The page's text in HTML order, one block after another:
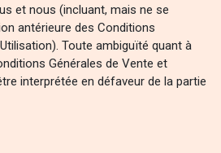
et nous (incluant, mais ne se
antérieure des Conditions
Toute ambiguïté quant à
Générales de Vente et
interprétée en défaveur de la partie